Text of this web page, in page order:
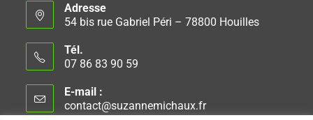
Adresse
54 bis rue Gabriel Péri – 78800 Houilles
Tél.
07 86 83 90 59
E-mail :
contact@suzannemichaux.fr